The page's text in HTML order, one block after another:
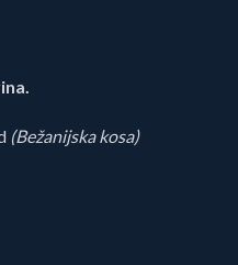
(Bežanijska kosa)